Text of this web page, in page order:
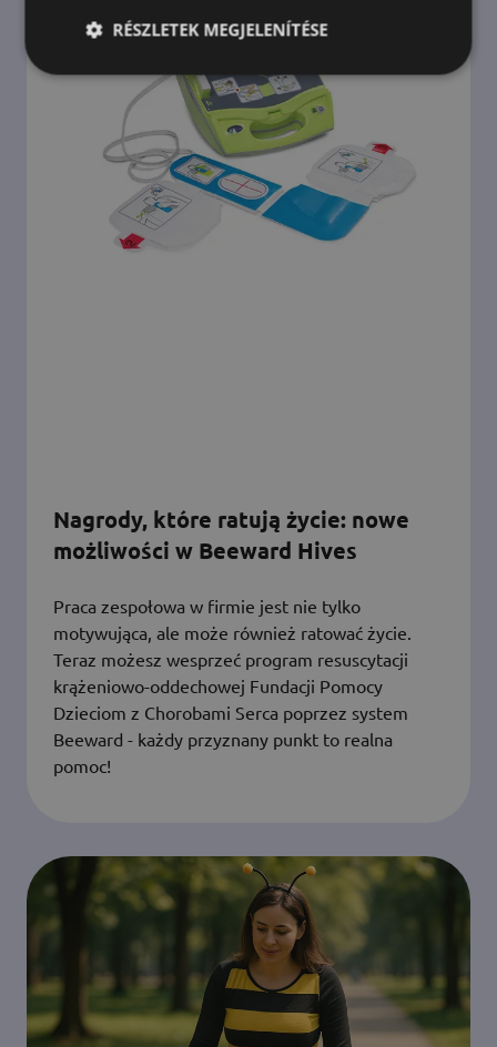
Nagrody, które ratują życie: nowe
możliwości w Beeward Hives
Praca zespołowa w firmie jest nie tylko
motywująca, ale może również ratować życie.
Teraz możesz wesprzeć program resuscytacji
krążeniowo-oddechowej Fundacji Pomocy
Dzieciom z Chorobami Serca poprzez system
Beeward - każdy przyznany punkt to realna
pomoc!
RÉSZLETEK MEGJELENÍTÉSE